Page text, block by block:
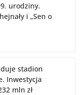
urodziny.
i „Sen o
stadion
Inwestycja
mln zł